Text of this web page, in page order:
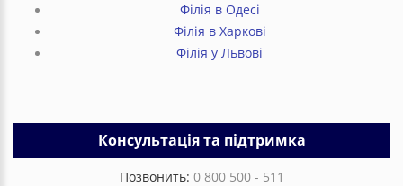
Філія в Одесі
Філія в Харкові
Філія у Львові
Консультація та підтримка
Позвонить: 0 800 500 - 511